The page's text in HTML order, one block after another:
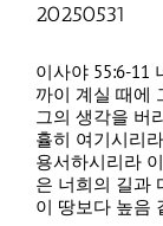
20250531
이사야 55:6-11
까이 계실 때에
그의 생각을 버
휼히 여기시리
용서하시리라
은 너희의 길과
이 땅보다 높음